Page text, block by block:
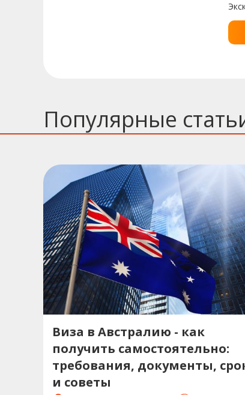
Популярные
Виза в Австралию - как
получить самостоятельно:
требования, документы,
и советы